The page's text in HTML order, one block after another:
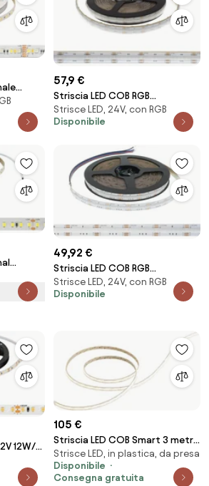
57,9 €
Striscia LED COB RGB
Multicolore 16W/m 24VDC IP67
5m Professional Colore RGB
Strisce LED, 24V, con RGB
Disponibile
- 5m -
49,92 €
Striscia LED COB RGB
Multicolore 16W/m 24VDC IP20
5m Professional Colore RGB
Strisce LED, 24V, con RGB
Disponibile
12W/m
105 €
Striscia LED COB Smart 3 metri
RGB 35W 1040 lm 2700 - 6500K
IP44
Strisce LED, in plastica, da presa
Disponibile
Consegna gratuita